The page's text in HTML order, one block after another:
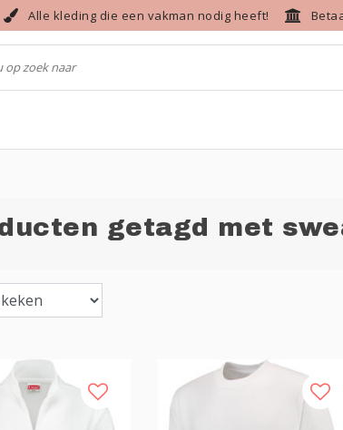
Alle kleding die een vakman nodig heeft!
getagd met